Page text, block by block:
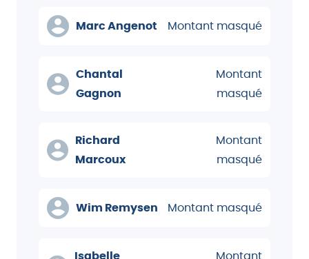
Marc Angenot Montant masqué
Chantal
Gagnon
Montant
masqué
Richard
Marcoux
Montant
masqué
Wim Remysen Montant masqué
Isabelle
Montant